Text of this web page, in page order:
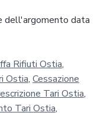
dell'argomento data
Rifiuti Ostia,
Ostia, Cessazione
Tari Ostia,
Tari Ostia,